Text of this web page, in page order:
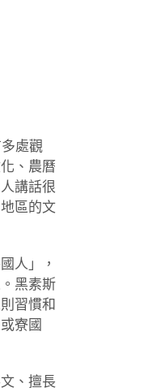
處觀
、農曆
講話很
區的文
人」，
黑素斯
習慣和
寮國
、擅長